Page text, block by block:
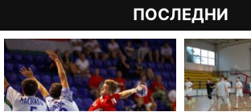
ПОСЛЕДНИ